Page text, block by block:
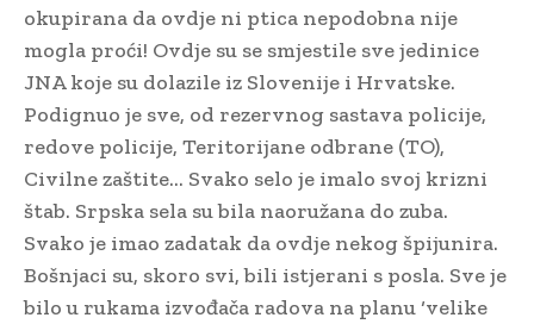
okupirana da ovdje ni ptica nepodobna nije
mogla proći! Ovdje su se smjestile sve jedinice
JNA koje su dolazile iz Slovenije i Hrvatske.
Podignuo je sve, od rezervnog sastava policije,
redove policije, Teritorijane odbrane (TO),
Civilne zaštite… Svako selo je imalo svoj krizni
štab. Srpska sela su bila naoružana do zuba.
Svako je imao zadatak da ovdje nekog špijunira.
Bošnjaci su, skoro svi, bili istjerani s posla. Sve je
bilo u rukama izvođača radova na planu ‘velike